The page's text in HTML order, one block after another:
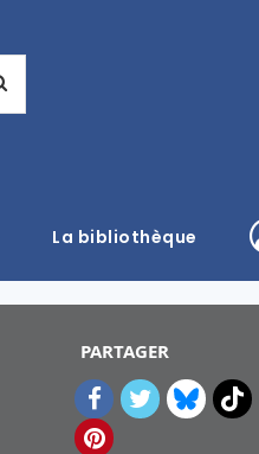
La bibliothèque
PARTAGER